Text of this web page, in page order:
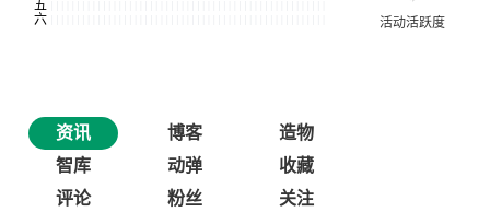
资讯 博客
造物
智库
动弹
收藏
评论
粉丝 关注